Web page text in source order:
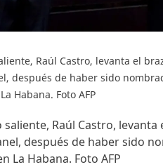
Raúl Castro, levanta el
después de haber sido
Habana. Foto AFP
Raúl Castro,
después de haber sido
La Habana. Foto AFP